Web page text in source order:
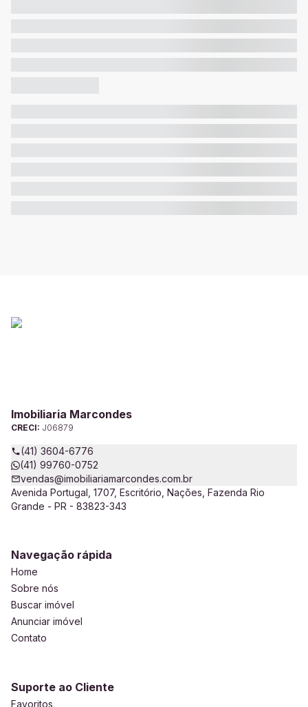
Imobiliaria Marcondes
CRECI: J06879
(41) 3604-6776
(41) 99760-0752
vendas@imobiliariamarcondes.com.br
Avenida Portugal, 1707, Escritório, Nações, Fazenda Rio
Grande - PR - 83823-343
Navegação rápida
Home
Sobre nós
Buscar imóvel
Anunciar imóvel
Contato
Suporte ao Cliente
Favoritos